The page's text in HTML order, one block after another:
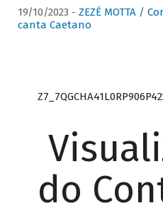
19/10/2023 - ZEZÉ MOTTA /
canta Caetano
do